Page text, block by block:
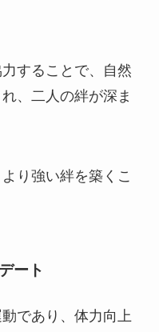
することで、自然
、二人の絆が深ま
り強い絆を築くこ
ート
であり、体力向上